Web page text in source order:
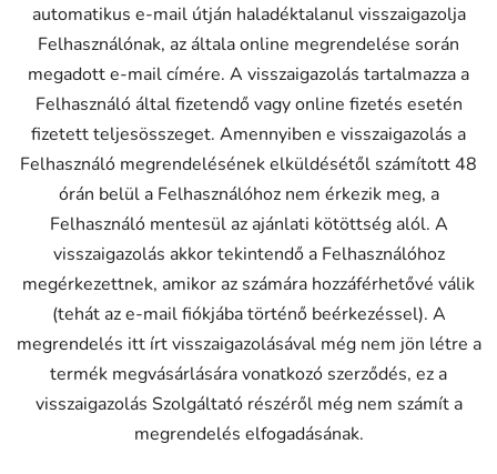
automatikus e-mail útján haladéktalanul visszaigazolja
Felhasználónak, az általa online megrendelése során
megadott e-mail címére. A visszaigazolás tartalmazza a
Felhasználó által fizetendő vagy online fizetés esetén
fizetett teljesösszeget. Amennyiben e visszaigazolás a
Felhasználó megrendelésének elküldésétől számított 48
órán belül a Felhasználóhoz nem érkezik meg, a
Felhasználó mentesül az ajánlati kötöttség alól. A
visszaigazolás akkor tekintendő a Felhasználóhoz
megérkezettnek, amikor az számára hozzáférhetővé válik
(tehát az e-mail fiókjába történő beérkezéssel). A
megrendelés itt írt visszaigazolásával még nem jön létre a
termék megvásárlására vonatkozó szerződés, ez a
visszaigazolás Szolgáltató részéről még nem számít a
megrendelés elfogadásának.